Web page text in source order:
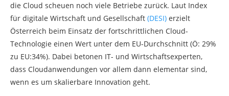
die Cloud scheuen noch viele Betriebe zurück. Laut Index
für digitale Wirtschaft und Gesellschaft (DESI) erzielt
Österreich beim Einsatz der fortschrittlichen Cloud-
Technologie einen Wert unter dem EU-Durchschnitt (Ö: 29%
zu EU:34%). Dabei betonen IT- und Wirtschaftsexperten,
dass Cloudanwendungen vor allem dann elementar sind,
wenn es um skalierbare Innovation geht.